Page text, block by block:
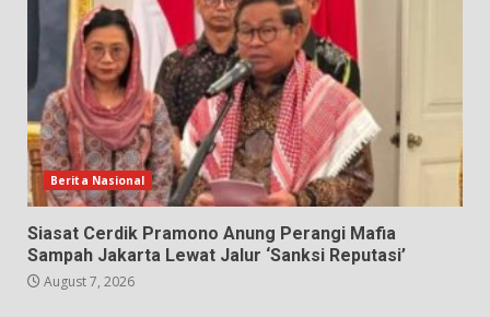
Berita Nasional
Siasat Cerdik Pramono Anung Perangi Mafia
Sampah Jakarta Lewat Jalur ‘Sanksi Reputasi’
August 7, 2026